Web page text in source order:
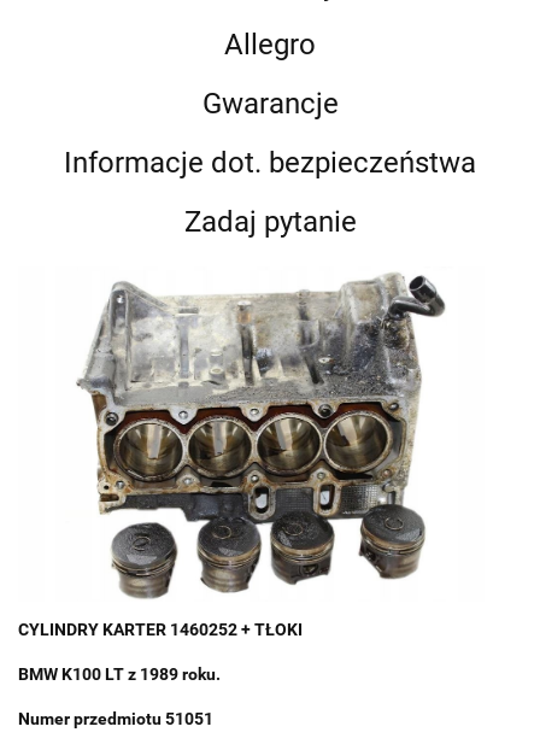
Allegro
Gwarancje
Informacje dot. bezpieczeństwa
Zadaj pytanie
CYLINDRY KARTER 1460252 + TŁOKI
BMW K100 LT z 1989 roku.
Numer przedmiotu 51051